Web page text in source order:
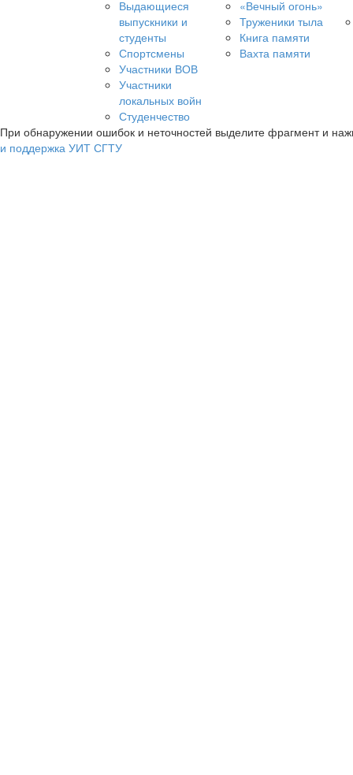
Выдающиеся
выпускники и
студенты
Спортсмены
Участники ВОВ
Участники
локальных войн
Студенчество
«Вечный огонь»
Труженики тыла
Книга памяти
Вахта памяти
При обнаружении ошибок и неточностей выделите фрагмент и
и поддержка УИТ СГТУ